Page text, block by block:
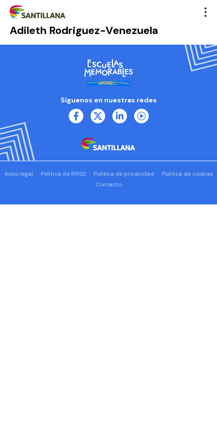
Adileth Rodriguez-Venezuela
Síguenos en nuestras redes
Aviso legal Política de RRSS Política de privacidad
Política de cookies
Contacto